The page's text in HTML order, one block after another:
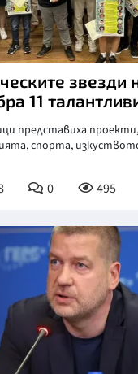
звезди
11
представиха
спорта,
0 495